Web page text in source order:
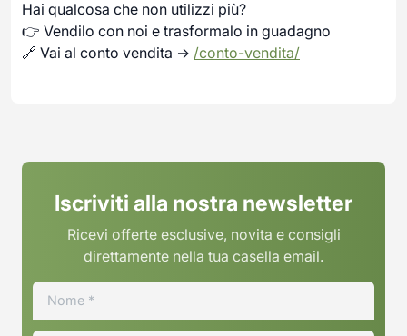
Hai qualcosa che non utilizzi più?
👉 Vendilo con noi e trasformalo in guadagno
🔗 Vai al conto vendita → /conto-vendita/
Iscriviti alla nostra newsletter
Ricevi offerte esclusive, novita e consigli
direttamente nella tua casella email.